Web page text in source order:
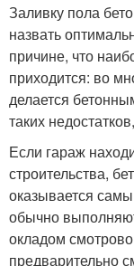
Заливку пола
назвать
причине, что
приходится: во
делается
таких
Если гараж
строительства,
оказывается
обычно
окладом
предварительно